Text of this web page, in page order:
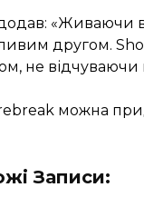
«Живаючи
другом.
не
можна
Записи: